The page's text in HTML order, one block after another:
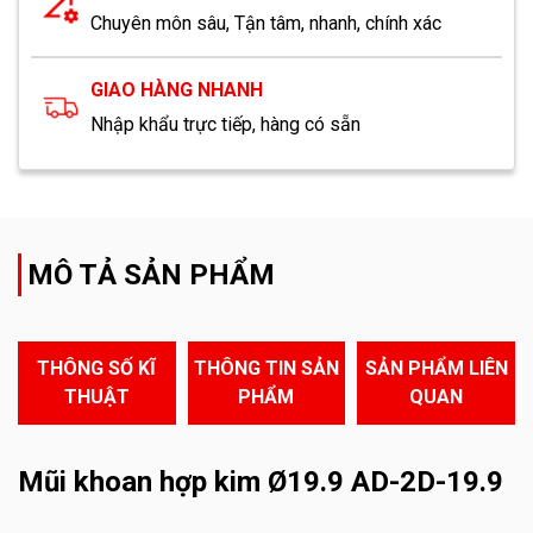
Chuyên môn sâu, Tận tâm, nhanh, chính xác
GIAO HÀNG NHANH
Nhập khẩu trực tiếp, hàng có sẵn
MÔ TẢ SẢN PHẨM
THÔNG SỐ KĨ
THUẬT
THÔNG TIN SẢN
PHẨM
SẢN PHẨM LIÊN
QUAN
Mũi khoan hợp kim Ø19.9 AD-2D-19.9